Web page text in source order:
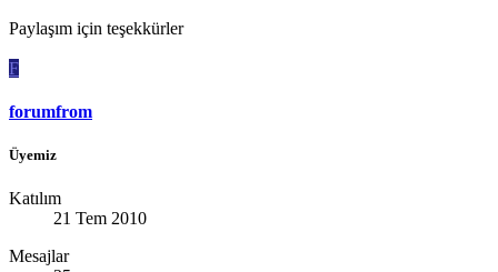
Paylaşım için teşekkürler
F
forumfrom
Üyemiz
Katılım
21 Tem 2010
Mesajlar